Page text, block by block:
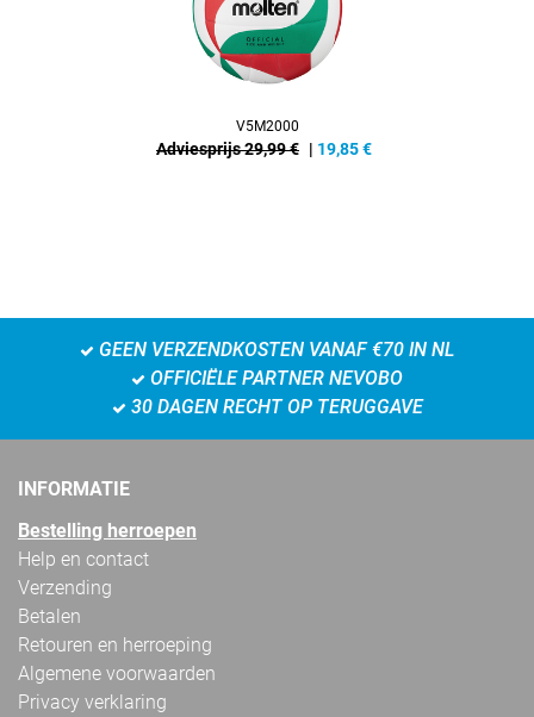
V5M2000
Adviesprijs 29,99 € | 19,85€
GEEN VERZENDKOSTEN VANAF €70 IN NL
OFFICIËLE PARTNER NEVOBO
30 DAGEN RECHT OP TERUGGAVE
INFORMATIE
Bestelling herroepen
Help en contact
Verzending
Betalen
Retouren en herroeping
Algemene voorwaarden
Privacy verklaring